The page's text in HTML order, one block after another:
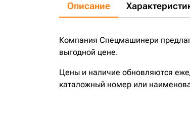
Описание
Компания Спецмашинери
выгодной цене.
Цены и наличие обновляются
каталожный номер или